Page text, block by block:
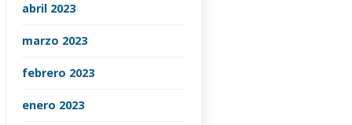
abril 2023
marzo 2023
febrero 2023
enero 2023